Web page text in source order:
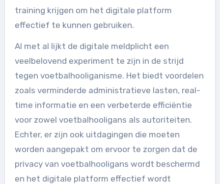
training krijgen om het digitale platform
effectief te kunnen gebruiken.
Al met al lijkt de digitale meldplicht een
veelbelovend experiment te zijn in de strijd
tegen voetbalhooliganisme. Het biedt voordelen
zoals verminderde administratieve lasten, real-
time informatie en een verbeterde efficiëntie
voor zowel voetbalhooligans als autoriteiten.
Echter, er zijn ook uitdagingen die moeten
worden aangepakt om ervoor te zorgen dat de
privacy van voetbalhooligans wordt beschermd
en het digitale platform effectief wordt